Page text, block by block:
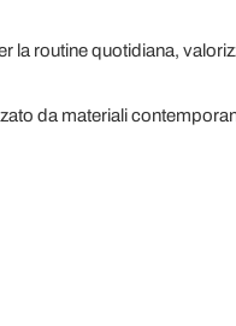
la routine quotidiana,
da materiali